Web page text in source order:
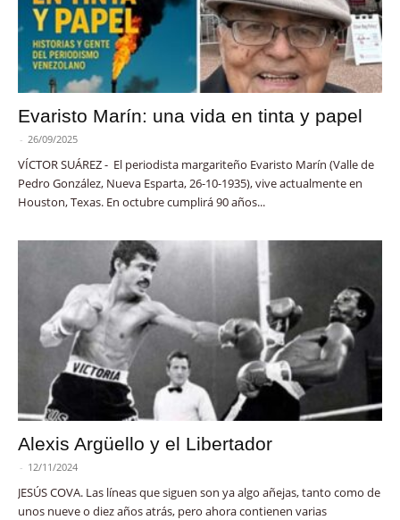
Evaristo Marín: una vida en tinta y papel
- 26/09/2025
VÍCTOR SUÁREZ - El periodista margariteño Evaristo Marín (Valle de
Pedro González, Nueva Esparta, 26-10-1935), vive actualmente en
Houston, Texas. En octubre cumplirá 90 años...
Alexis Argüello y el Libertador
- 12/11/2024
JESÚS COVA. Las líneas que siguen son ya algo añejas, tanto como de
unos nueve o diez años atrás, pero ahora contienen varias